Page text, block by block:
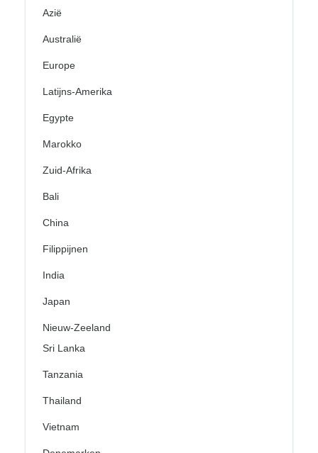
Azië
Australië
Europe
Latijns-Amerika
Egypte
Marokko
Zuid-Afrika
Bali
China
Filippijnen
India
Japan
Nieuw-Zeeland
Sri Lanka
Tanzania
Thailand
Vietnam